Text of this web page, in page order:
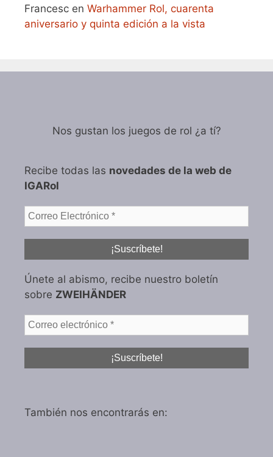
Francesc en Warhammer Rol, cuarenta
aniversario y quinta edición a la vista
Nos gustan los juegos de rol ¿a tí?
Recibe todas las novedades de la web de
IGARol
Únete al abismo, recibe nuestro boletín
sobre ZWEIHÄNDER
También nos encontrarás en: